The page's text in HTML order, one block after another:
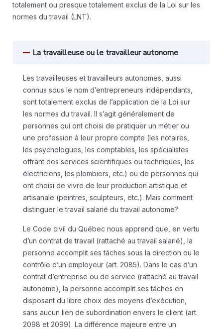
totalement ou presque totalement exclus de la Loi sur les
normes du travail (LNT).
La travailleuse ou le travailleur autonome
Les travailleuses et travailleurs autonomes, aussi
connus sous le nom d’entrepreneurs indépendants,
sont totalement exclus de l’application de la Loi sur
les normes du travail. Il s’agit généralement de
personnes qui ont choisi de pratiquer un métier ou
une profession à leur propre compte (les notaires,
les psychologues, les comptables, les spécialistes
offrant des services scientifiques ou techniques, les
électriciens, les plombiers, etc.) ou de personnes qui
ont choisi de vivre de leur production artistique et
artisanale (peintres, sculpteurs, etc.). Mais comment
distinguer le travail salarié du travail autonome?
Le Code civil du Québec nous apprend que, en vertu
d’un contrat de travail (rattaché au travail salarié), la
personne accomplit ses tâches sous la direction ou le
contrôle d’un employeur (art. 2085). Dans le cas d’un
contrat d’entreprise ou de service (rattaché au travail
autonome), la personne accomplit ses tâches en
disposant du libre choix des moyens d’exécution,
sans aucun lien de subordination envers le client (art.
2098 et 2099). La différence majeure entre un